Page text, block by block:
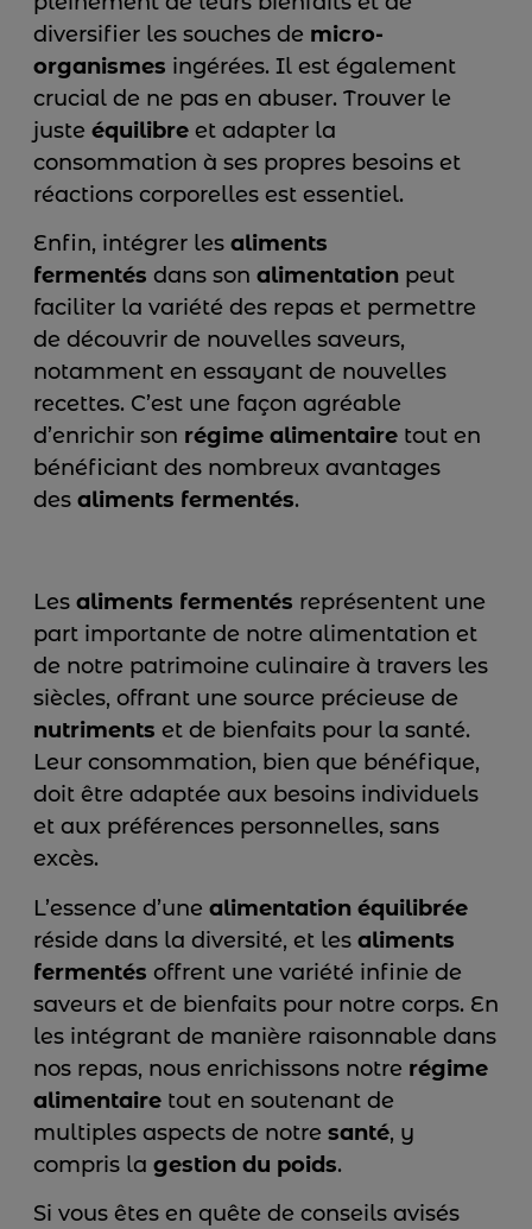
diversifier les souches de micro-
organismes ingérées. Il est également
crucial de ne pas en abuser. Trouver le
juste équilibre et adapter la
consommation à ses propres besoins et
réactions corporelles est essentiel.
Enfin, intégrer les aliments
fermentés dans son alimentation peut
faciliter la variété des repas et permettre
de découvrir de nouvelles saveurs,
notamment en essayant de nouvelles
recettes. C’est une façon agréable
d’enrichir son régime alimentaire tout en
bénéficiant des nombreux avantages
des aliments fermentés.
Les aliments fermentés représentent une
part importante de notre alimentation et
de notre patrimoine culinaire à travers les
siècles, offrant une source précieuse de
nutriments et de bienfaits pour la santé.
Leur consommation, bien que bénéfique,
doit être adaptée aux besoins individuels
et aux préférences personnelles, sans
excès.
L’essence d’une alimentation équilibrée
réside dans la diversité, et les aliments
fermentés offrent une variété infinie de
saveurs et de bienfaits pour notre corps. En
les intégrant de manière raisonnable dans
nos repas, nous enrichissons notre régime
alimentaire tout en soutenant de
multiples aspects de notre santé, y
compris la gestion du poids.
Si vous êtes en quête de conseils avisés